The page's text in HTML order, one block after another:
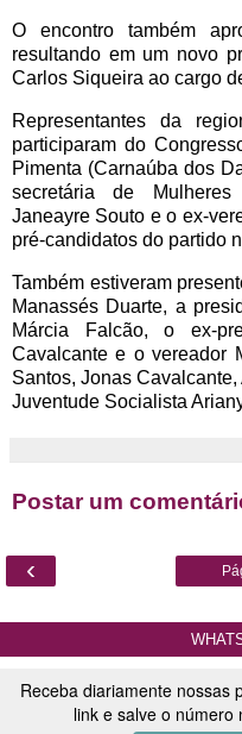
O encontro também
resultando em um novo
Carlos Siqueira ao cargo
Representantes da
participaram do
Pimenta (Carnaúba dos
secretária de
Janeayre Souto e o ex-
pré-candidatos do partido
Também estiveram
Manassés Duarte, a
Márcia Falcão, o ex-
Cavalcante e o vereador
Santos, Jonas
Juventude Socialista
Postar um
‹
Receba diariamente nossas
link e salve o